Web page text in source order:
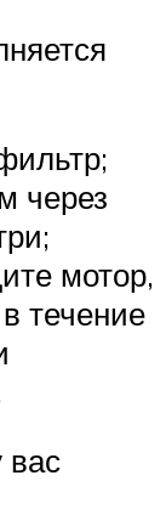
через
мотор,
течение
вас